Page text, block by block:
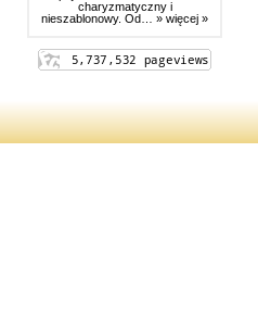
charyzmatyczny i
nieszablonowy. Od… » więcej »